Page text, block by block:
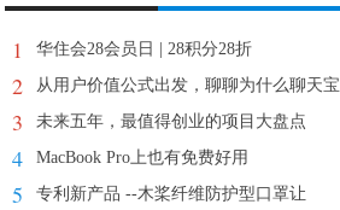
1 华住会28会员日 | 28积分28折
2 从用户价值公式出发，聊聊为什么聊天宝
3 未来五年，最值得创业的项目大盘点
4 MacBook Pro上也有免费好用
5 专利新产品 --木桨纤维防护型口罩让